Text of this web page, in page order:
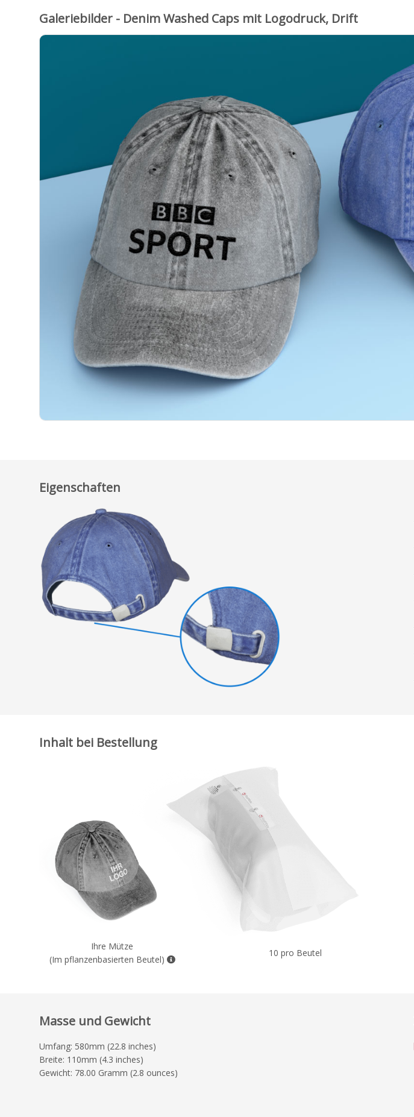
Galeriebilder - Denim Washed Caps mit Logodruck, Drift
Eigenschaften
Inhalt bei Bestellung
Ihre Mütze
(Im pflanzenbasierten Beutel)
10 pro Beutel
Masse und Gewicht
Umfang: 580mm (22.8 inches)
Breite: 110mm (4.3 inches)
Gewicht: 78.00 Gramm (2.8 ounces)